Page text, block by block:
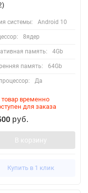
системы: Android 10
8ядер
память: 4Gb
память: 64Gb
Да
товар временно
для заказа
руб.
В корзину
Купить в 1 клик